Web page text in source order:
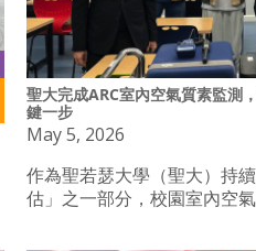
聖大完成ARC室內空氣質素監測
鍵一步
May 5, 2026
作為聖若瑟大學（聖大）持
估」之一部分，校園室內空